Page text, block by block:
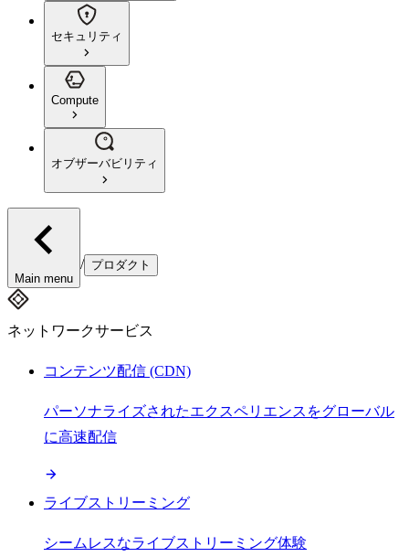
セキュリティ
Compute
オブザーバビリティ
Main menu
/ プロダクト
ネットワークサービス
コンテンツ配信 (CDN)
パーソナライズされたエクスペリエンスをグローバル
に高速配信
ライブストリーミング
シームレスなライブストリーミング体験